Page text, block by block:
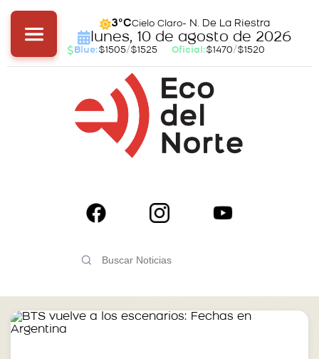
3°CCielo Claro- N. De La Riestra
lunes, 10 de agosto de 2026
Blue:$1505/$1525 Oficial:$1470/$1520